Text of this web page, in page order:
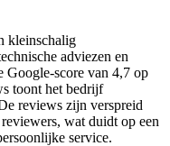
kleinschalig
adviezen en
Google-score van 4,7 op
toont het bedrijf
reviews zijn verspreid
wat duidt op een
service.